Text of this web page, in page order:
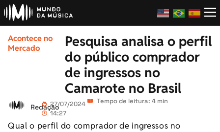
Acontece no
Mercado
Pesquisa analisa o perfil
do público comprador
de ingressos no
Camarote no Brasil
Redação27/07/2024
14:27
Tempo de leitura: 4 min
Qual o perfil do comprador de ingressos no